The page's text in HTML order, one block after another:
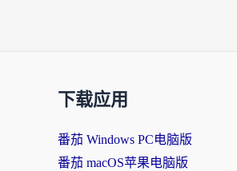
下载应用
番茄 Windows PC电脑版
番茄 macOS苹果电脑版